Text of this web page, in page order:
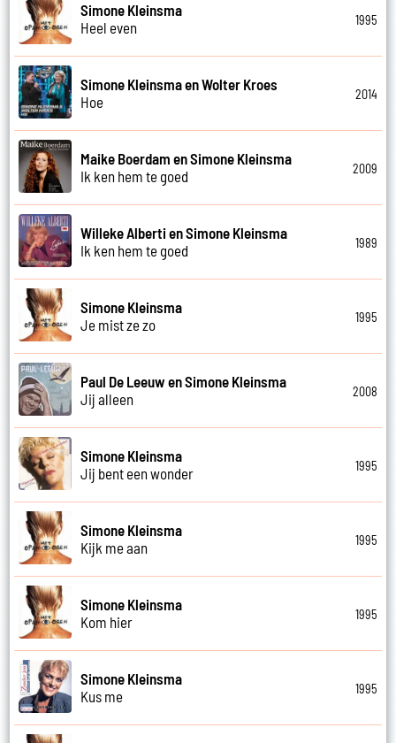
Simone Kleinsma
Heel even
1995
Simone Kleinsma en Wolter Kroes
Hoe
2014
Maike Boerdam en Simone Kleinsma
Ik ken hem te goed
2009
Willeke Alberti en Simone Kleinsma
Ik ken hem te goed
1989
Simone Kleinsma
Je mist ze zo
1995
Paul De Leeuw en Simone Kleinsma
Jij alleen
2008
Simone Kleinsma
Jij bent een wonder
1995
Simone Kleinsma
Kijk me aan
1995
Simone Kleinsma
Kom hier
1995
Simone Kleinsma
Kus me
1995